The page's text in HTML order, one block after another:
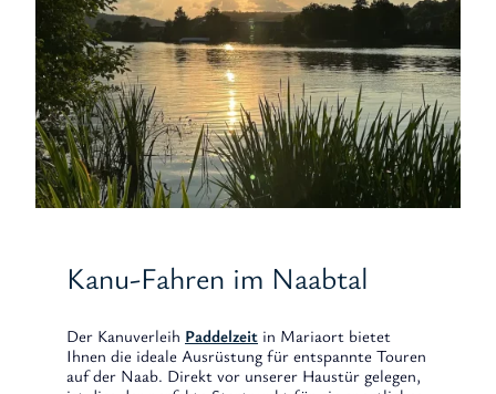
Kanu-Fahren im Naabtal
Der Kanuverleih Paddelzeit in Mariaort bietet
Ihnen die ideale Ausrüstung für entspannte Touren
auf der Naab. Direkt vor unserer Haustür gelegen,